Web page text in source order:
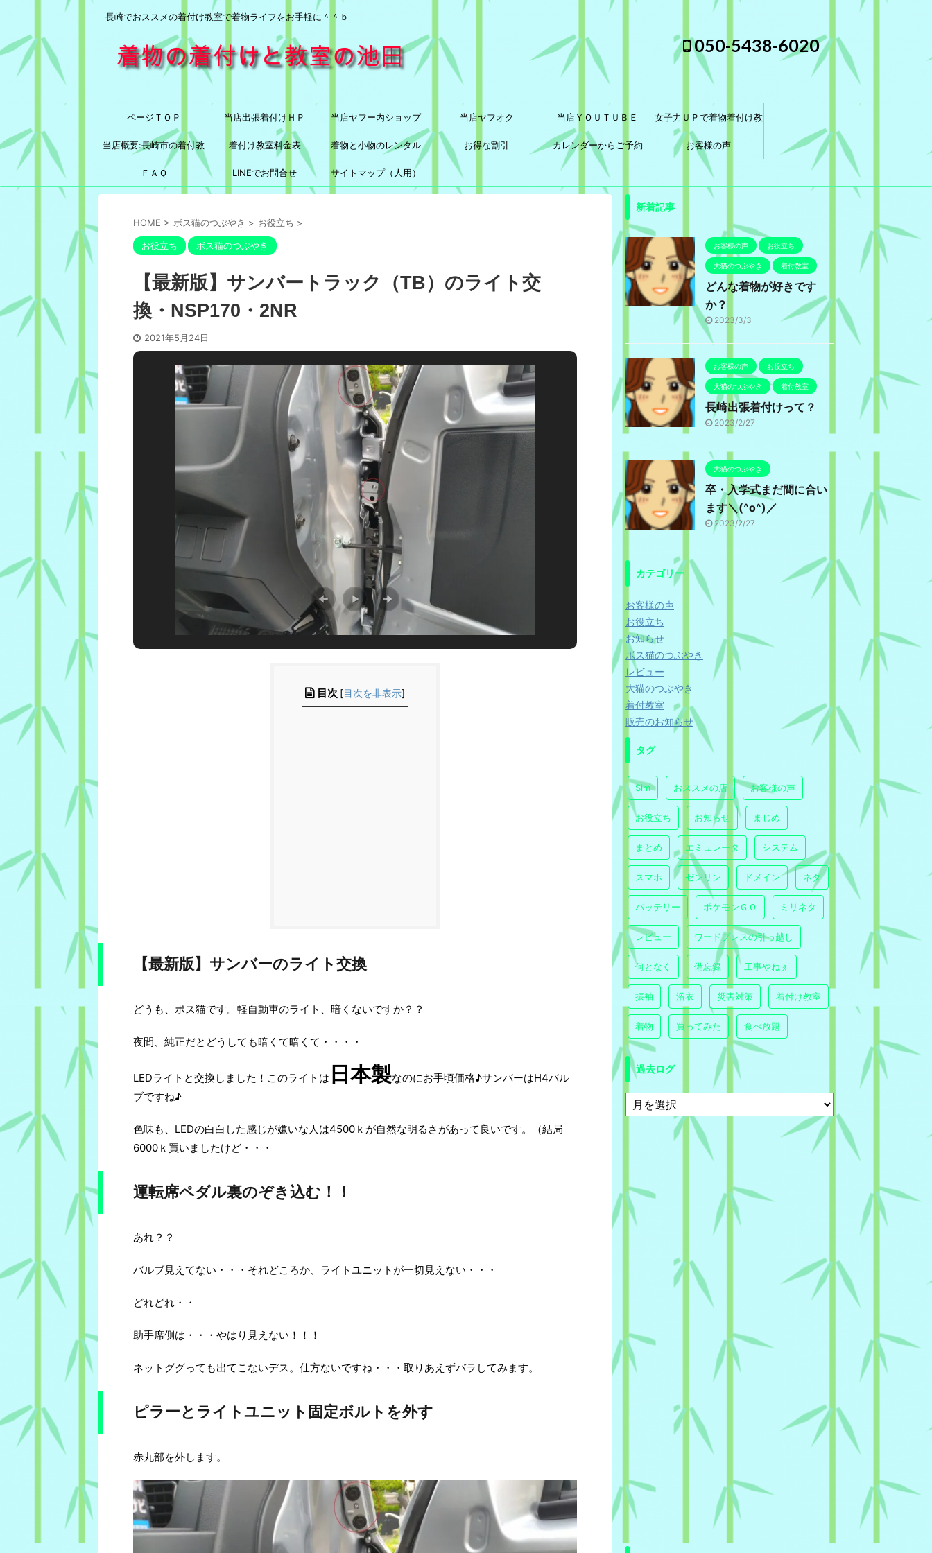
長崎でおススメの着付け教室で着物ライフをお手軽に＾＾ｂ
050-5438-6020
ページＴＯＰ 当店出張着付けＨＰ 当店ヤフー内ショップ 当店ヤフオク 当店ＹＯＵＴＵＢＥ 女子力ＵＰで着物着付け教
室に通おう！
当店概要:長崎市の着付教
室と言えば！
着付け教室料金表 着物と小物のレンタル お得な割引 カレンダーからご予約 お客様の声
ＦＡＱ LINEでお問合せ サイトマップ（人用）
HOME > ボス猫のつぶやき > お役立ち >
お役立ち ボス猫のつぶやき
【最新版】サンバートラック（TB）のライト交
換・NSP170・2NR
2021年5月24日
目次 [目次を非表示]
【最新版】サンバーのライト交換
どうも、ボス猫です。軽自動車のライト、暗くないですか？？
夜間、純正だとどうしても暗くて暗くて・・・・
LEDライトと交換しました！このライトは 日本製なのにお手頃価格♪サンバーはH4バル
ブですね♪
色味も、LEDの白白した感じが嫌いな人は4500ｋが自然な明るさがあって良いです。（結局
6000ｋ買いましたけど・・・
運転席ペダル裏のぞき込む！！
あれ？？
バルブ見えてない・・・それどころか、ライトユニットが一切見えない・・・
どれどれ・・
助手席側は・・・やはり見えない！！！
ネットググっても出てこないデス。仕方ないですね・・・取りあえずバラしてみます。
ピラーとライトユニット固定ボルトを外す
赤丸部を外します。
新着記事
お客様の声 お役立ち
大猫のつぶやき 着付教室
どんな着物が好きです
か？
2023/3/3
お客様の声 お役立ち
大猫のつぶやき 着付教室
長崎出張着付けって？
2023/2/27
大猫のつぶやき
卒・入学式まだ間に合い
ます＼(^o^)／
2023/2/27
カテゴリー
お客様の声
お役立ち
お知らせ
ボス猫のつぶやき
レビュー
大猫のつぶやき
着付教室
販売のお知らせ
タグ
Sim おススメの店 お客様の声
お役立ち お知らせ まじめ
まとめ エミュレータ システム
スマホ ゼンリン ドメイン ネタ
バッテリー ポケモンＧＯ ミリネタ
レビュー ワードプレスの引っ越し
何となく 備忘録 工事やねぇ
振袖 浴衣 災害対策 着付け教室
着物 買ってみた 食べ放題
過去ログ